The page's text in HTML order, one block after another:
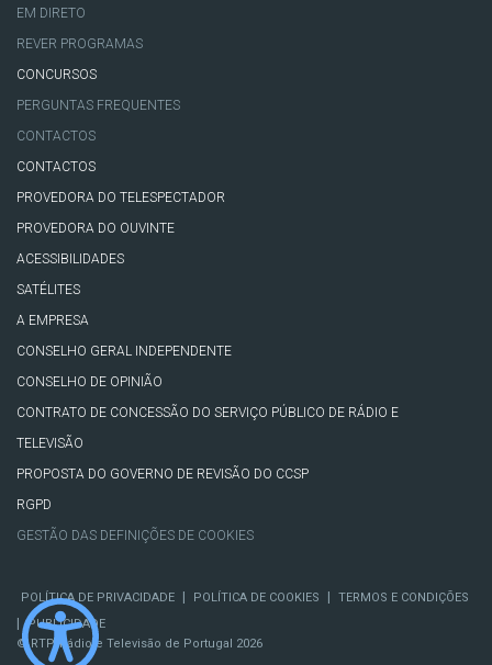
EM DIRETO
REVER PROGRAMAS
CONCURSOS
PERGUNTAS FREQUENTES
CONTACTOS
CONTACTOS
PROVEDORA DO TELESPECTADOR
PROVEDORA DO OUVINTE
ACESSIBILIDADES
SATÉLITES
A EMPRESA
CONSELHO GERAL INDEPENDENTE
CONSELHO DE OPINIÃO
CONTRATO DE CONCESSÃO DO SERVIÇO PÚBLICO DE RÁDIO E
TELEVISÃO
PROPOSTA DO GOVERNO DE REVISÃO DO CCSP
RGPD
GESTÃO DAS DEFINIÇÕES DE COOKIES
POLÍTICA DE PRIVACIDADE POLÍTICA DE COOKIES TERMOS E CONDIÇÕES
PUBLICIDADE
© RTP, Rádio e Televisão de Portugal 2026